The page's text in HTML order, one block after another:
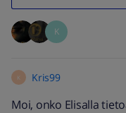
K
K Kris99
Moi, onko Elisalla